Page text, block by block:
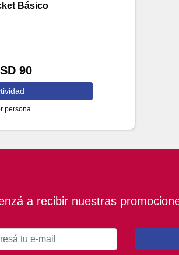
Básico
90
persona
a recibir nuestras